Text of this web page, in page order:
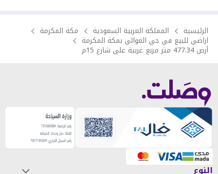
الرئيسية المملكة العربية السعودية مكة المكرمة
اراضي للبيع في حي العوالي بمكة المكرمة
أرض 477.34 متر مربع غربية على شارع 15م
النوع